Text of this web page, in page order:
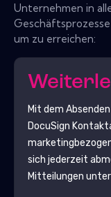
Unternehmen in
um zu erreichen:
Mit dem
DocuSign
sich jederzeit
Mitteilungen